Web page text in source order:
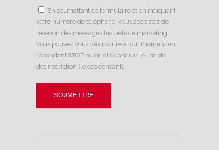
En soumettant ce formulaire et en indiquant
votre numéro de téléphone, vous acceptez de
recevoir des messages textuels de marketing.
Vous pouvez vous désinscrire à tout moment en
répondant STOP ou en cliquant sur le lien de
désinscription (le cas échéant).